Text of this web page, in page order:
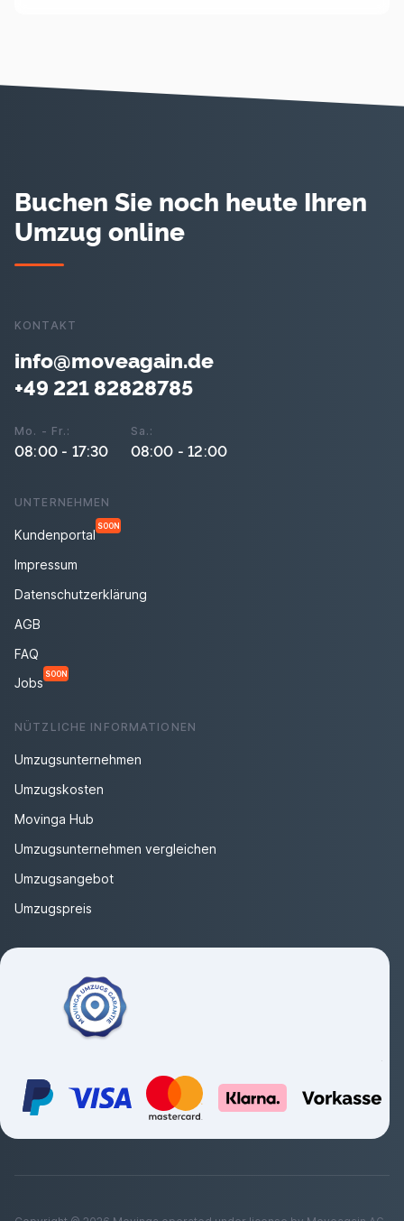
Buchen Sie noch heute Ihren
Umzug online
KONTAKT
info@moveagain.de
+49 221 82828785
Mo. - Fr.:
08:00 - 17:30
Sa.:
08:00 - 12:00
UNTERNEHMEN
Kundenportal
SOON
Impressum
Datenschutzerklärung
AGB
FAQ
Jobs
SOON
NÜTZLICHE INFORMATIONEN
Umzugsunternehmen
Umzugskosten
Movinga Hub
Umzugsunternehmen vergleichen
Umzugsangebot
Umzugspreis